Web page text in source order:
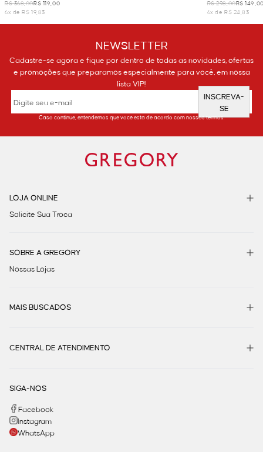
R$ 368,00R$ 119,00
6x de R$ 19,83
R$ 298,00R$
6x de R$ 24,83
NEWSLETTER
Cadastre-se agora e fique por dentro de todas as novidades, ofertas
e promoções que preparamos especialmente para você, em nossa
lista VIP!
INSCREVA-
SE
Caso continue, entendemos que você está de acordo com nossos termos.
LOJA ONLINE
Solicite Sua Troca
SOBRE A GREGORY
Nossas Lojas
MAIS BUSCADOS
CENTRAL DE ATENDIMENTO
SIGA-NOS
Facebook
Instagram
WhatsApp